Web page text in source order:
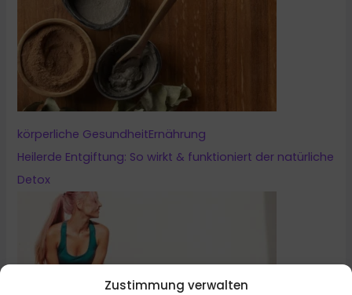
Zustimmung verwalten
körperliche GesundheitErnährung
Heilerde Entgiftung: So wirkt & funktioniert der natürliche
Detox